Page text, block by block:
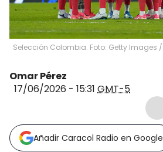
Selección Colombia. Foto: Getty Images /
Omar Pérez
17/06/2026 - 15:31 GMT-5
Añadir Caracol Radio en Google